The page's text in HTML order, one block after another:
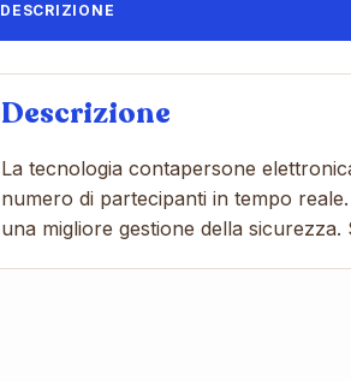
DESCRIZIONE
Descrizione
La tecnologia contapersone
numero di partecipanti in tempo
una migliore gestione della